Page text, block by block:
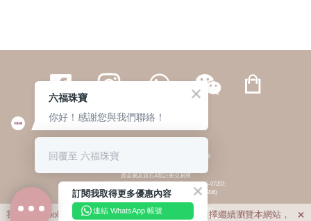
繁體 | 簡体
© 六福集團 版權所有 不得轉載 私隱政策
貴金屬及寶石A類註冊交易商
(六福企業禮品(國際)有限公司-註冊號碼:A-B-24-05-07207;
六福電子商貿有限公司-註冊號碼:A-B-24-05-07206)
貴金屬及寶石B類註冊交易商
(六福集團有限公司-註冊號碼:B-B-24-05-07258;
六福珠寶金行(香港)有限公司-註冊號碼:B-B-24-05-07259)
我們利用cookies為您提供最佳的瀏覽體驗。若您選擇繼續瀏覽本網站， 
六福珠寶
你好！感謝您與我們聯絡！
回覆至 六福珠寶
訂閱我取得更多優惠內容
連結 WhatsApp 帳號